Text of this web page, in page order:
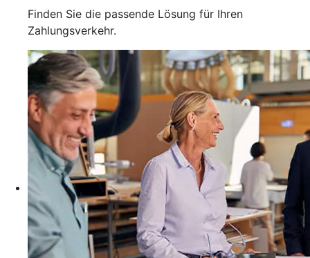
Finden Sie die passende Lösung für Ihren
Zahlungsverkehr.